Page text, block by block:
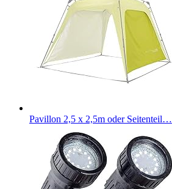
Pavillon 2,5 x 2,5m oder Seitenteil…